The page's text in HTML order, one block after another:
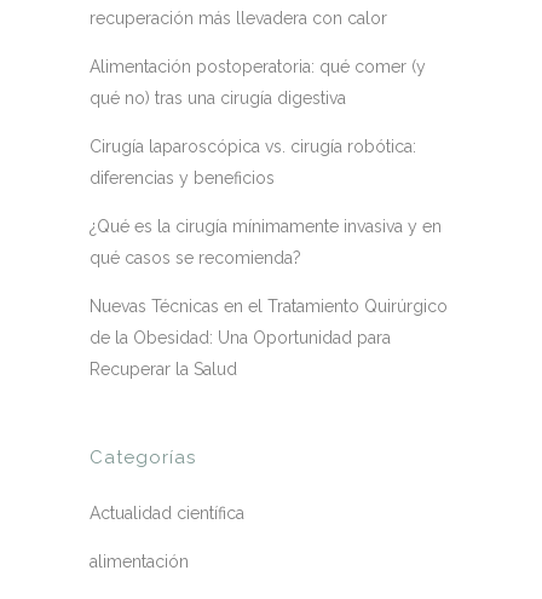
recuperación más llevadera con calor
Alimentación postoperatoria: qué comer (y
qué no) tras una cirugía digestiva
Cirugía laparoscópica vs. cirugía robótica:
diferencias y beneficios
¿Qué es la cirugía mínimamente invasiva y en
qué casos se recomienda?
Nuevas Técnicas en el Tratamiento Quirúrgico
de la Obesidad: Una Oportunidad para
Recuperar la Salud
Categorías
Actualidad científica
alimentación